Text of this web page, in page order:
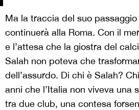
Ma la traccia del suo
continuerà alla Roma. Con il
e l’attesa che la giostra del
Salah non poteva che
dell’assurdo. Di chi è Salah?
anni che l’Italia non viveva una
tra due club, una contesa